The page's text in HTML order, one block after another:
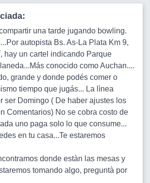
una tarde jugando bowling.
autopista Bs. As-La Plata Km 9,
hay un cartel indicando Parque
conocido como Auchan....
grande y donde podés comer o
tiempo que jugás... La lìnea
ser Domingo ( De haber ajustes los
Comentarios) No se cobra costo de
uno paga solo lo que consume...
en tu casa...Te estaremos
donde estàn las mesas y
tomando algo, preguntà por